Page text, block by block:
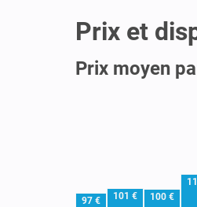
Prix et
Prix moyen
97 € 101 € 100 €